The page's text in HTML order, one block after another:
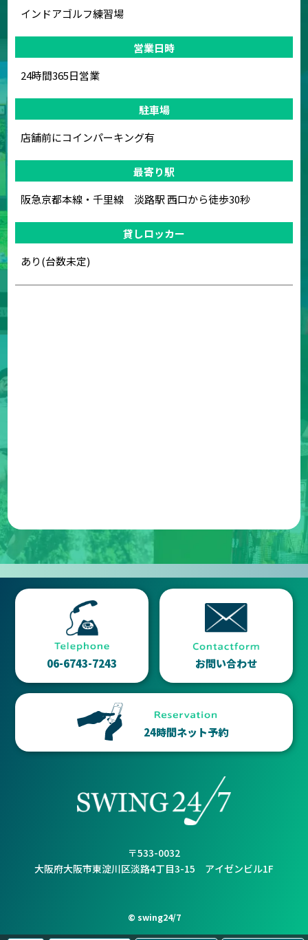
インドアゴルフ練習場
営業日時
24時間365日営業
駐車場
店舗前にコインパーキング有
最寄り駅
阪急京都本線・千里線 淡路駅 西口から徒歩30秒
貸しロッカー
あり(台数未定)
06-6743-7243 お問い合わせ
24時間ネット予約
〒533-0032
大阪府大阪市東淀川区淡路4丁目3-15 アイゼンビル1F
© swing24/7